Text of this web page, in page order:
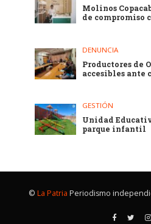
Molinos
de compromiso
DENUNCIA
Productores de
accesibles ante
GESTIÓN
Unidad
parque infantil
© La Patria Periodismo